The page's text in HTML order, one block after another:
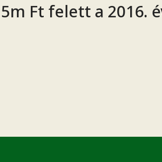
Ft felett a 2016.